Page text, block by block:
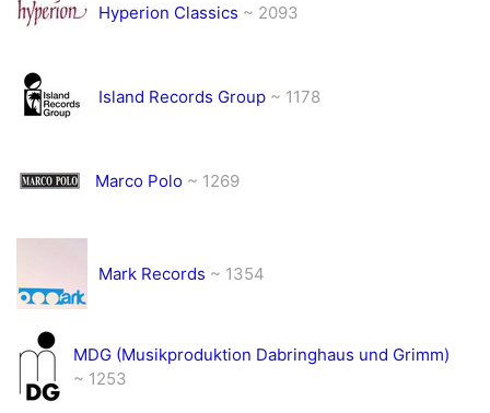
Hyperion Classics ~ 2093
Island Records Group ~ 1178
Marco Polo ~ 1269
Mark Records ~ 1354
MDG (Musikproduktion Dabringhaus und Grimm)
~ 1253